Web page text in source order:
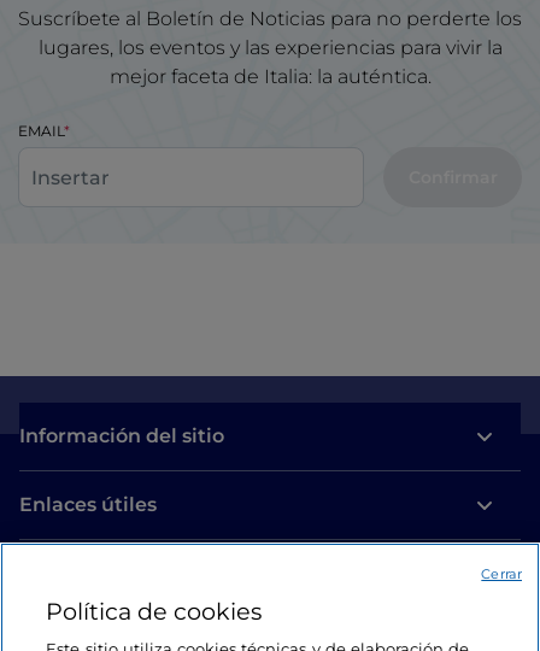
Suscríbete al Boletín de Noticias para no perderte los
lugares, los eventos y las experiencias para vivir la
mejor faceta de Italia: la auténtica.
EMAIL
Información del sitio
Enlaces útiles
Estamos en contacto
Política de cookies
Cerrar